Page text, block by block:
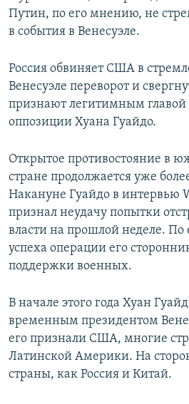
Путин, по его мнению, не
в события в Венесуэле.
Россия обвиняет США в
Венесуэле переворот и
признают легитимным главой
оппозиции Хуана Гуайдо.
Открытое противостояние в
стране продолжается уже
Накануне Гуайдо в интервью
признал неудачу попытки
власти на прошлой неделе. По
успеха операции его
поддержки военных.
В начале этого года Хуан
временным президентом
его признали США, многие
Латинской Америки. На
страны, как Россия и Китай.